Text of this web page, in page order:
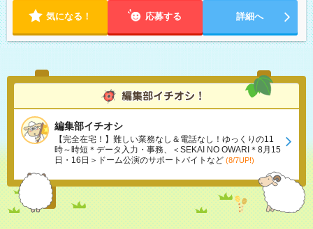
気になる！ 応募する 詳細へ
編集部イチオシ
【完全在宅！】難しい業務なし＆電話なし！ゆっくりの11
時～時短＊データ入力・事務、＜SEKAI NO OWARI＊8月15
日・16日＞ドーム公演のサポートバイトなど (8/7UP!)